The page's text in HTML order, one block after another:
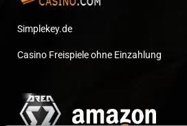
Simplekey.de
Casino Freispiele ohne Einzahlung